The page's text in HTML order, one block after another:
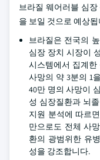
브라질 웨어러블 심
을 보일 것으로 예상
브라질은 전국의
심장 장치 시장이
시스템에서 집계
사망의 약 3분의 1
40만 명의 사망이
성 심장질환과 뇌
지원 분석에 따르
만으로도 전체 사
환의 광범위한 유
성을 강조합니다.